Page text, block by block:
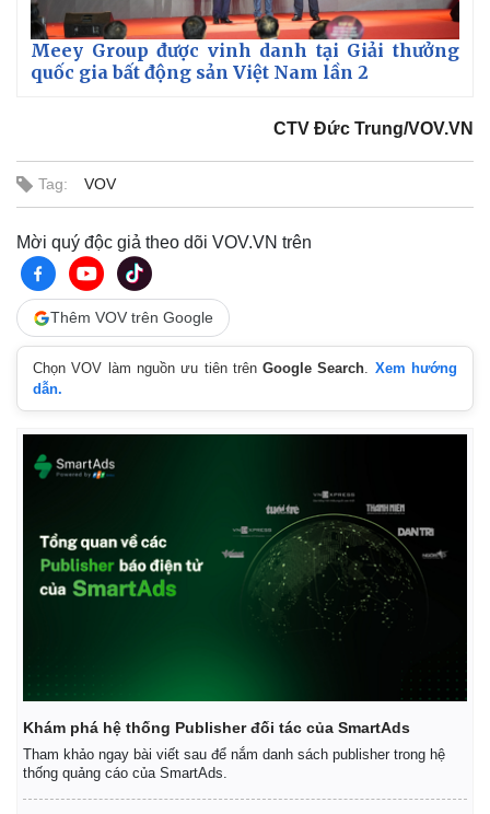
Tin nóng
Tư vấn luật
Quân sự - Quốc phòng
Meey Group được vinh danh tại Giải thưởng
quốc gia bất động sản Việt Nam lần 2
CTV Đức Trung/VOV.VN
Tag: VOV
Mời quý độc giả theo dõi VOV.VN trên
Thêm VOV trên Google
Chọn VOV làm nguồn ưu tiên trênGoogle Search. Xem hướng
dẫn.
Khám phá hệ thống Publisher đối tác của SmartAds
Tham khảo ngay bài viết sau để nắm danh sách publisher trong hệ
thống quảng cáo của SmartAds.